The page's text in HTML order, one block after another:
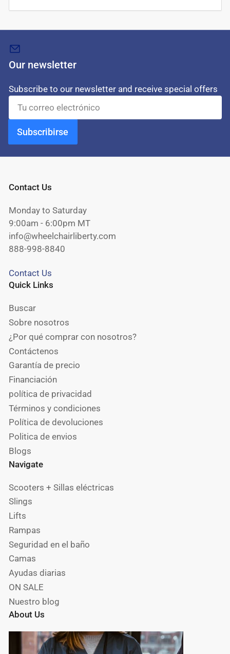
Our newsletter
Subscribe to our newsletter and receive special offers
Tu
correo
electrónico
Subscribirse
Contact Us
Monday to Saturday
9:00am - 6:00pm MT
info@wheelchairliberty.com
888-998-8840
Contact Us
Quick Links
Buscar
Sobre nosotros
¿Por qué comprar con nosotros?
Contáctenos
Garantía de precio
Financiación
política de privacidad
Términos y condiciones
Política de devoluciones
Politica de envios
Blogs
Navigate
Scooters + Sillas eléctricas
Slings
Lifts
Rampas
Seguridad en el baño
Camas
Ayudas diarias
ON SALE
Nuestro blog
About Us